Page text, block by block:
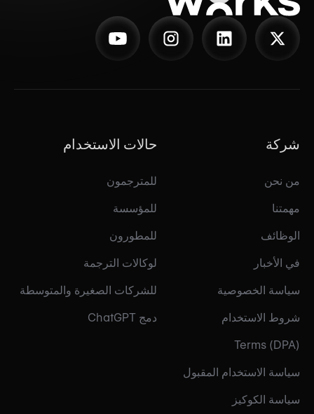
شركة
من نحن
مهمتنا
الوظائف
في الأخبار
سياسة الخصوصية
شروط الاستخدام
Terms (DPA)
سياسة الاستخدام المقبول
سياسة الكوكيز
حالات الاستخدام
للمترجمون
للمؤسسة
للمطورون
لوكالات الترجمة
للشركات الصغيرة والمتوسطة
دمج ChatGPT